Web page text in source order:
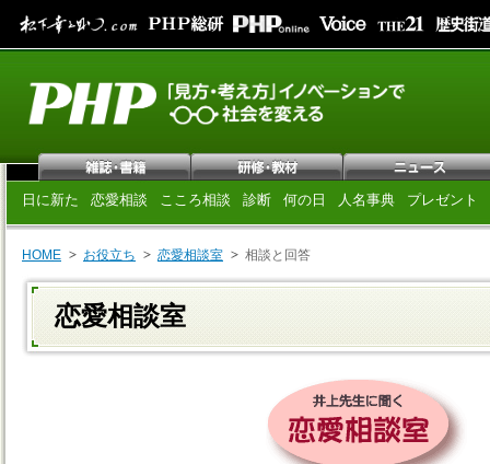
日に新た 恋愛相談 こころ相談 診断 何の日 人名事典 プレゼント
HOME お役立ち 恋愛相談室 相談と回答
恋愛相談室